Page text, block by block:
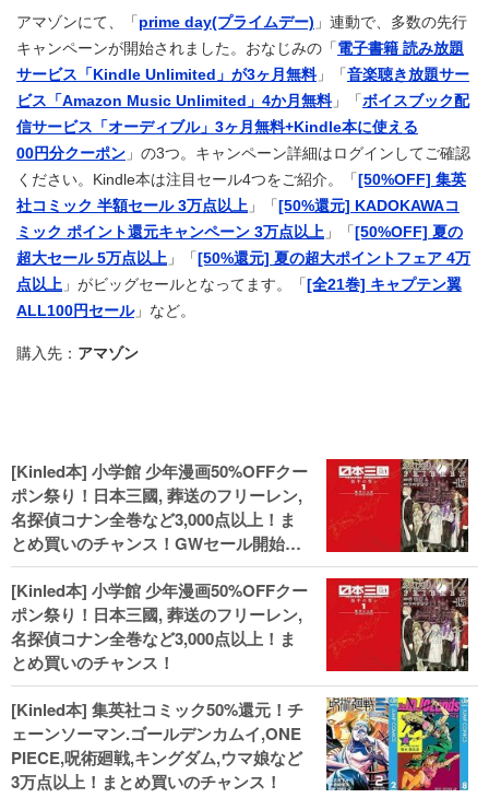
アマゾンにて、「 prime day(プライムデー) 」連動で、多数の先行
キャンペーンが開始されました。おなじみの「 電子書籍 読み放題
サービス「Kindle Unlimited」が3ヶ月無料」「 音楽聴き放題サー
ビス「Amazon Music Unlimited」4か月無料」「 ボイスブック配
信サービス「オーディブル」3ヶ月無料+Kindle本に使える
00円分クーポン 」の3つ。キャンペーン詳細はログインしてご確認
ください。Kindle本は注目セール4つをご紹介。「 [50%OFF] 集英
社コミック 半額セール 3万点以上 」「 [50%還元] KADOKAWAコ
ミック ポイント還元キャンペーン 3万点以上 」「 [50%OFF] 夏の
超大セール 5万点以上 」「 [50%還元] 夏の超大ポイントフェア 4万
点以上 」がビッグセールとなってます。「 [全21巻] キャプテン翼
ALL100円セール」など。
購入先： アマゾン
[Kinled本] 小学館 少年漫画50%OFFクー
ポン祭り！日本三國, 葬送のフリーレン,
名探偵コナン全巻など3,000点以上！ま
とめ買いのチャンス！GWセール開始！
人気コミック多数 カドカワ祭やIT関連本
がセールに！
[Kinled本] 小学館 少年漫画50%OFFクー
ポン祭り！日本三國, 葬送のフリーレン,
名探偵コナン全巻など3,000点以上！ま
とめ買いのチャンス！
[Kinled本] 集英社コミック50%還元！チ
ェーンソーマン.ゴールデンカムイ,ONE
PIECE,呪術廻戦,キングダム,ウマ娘など
3万点以上！まとめ買いのチャンス！